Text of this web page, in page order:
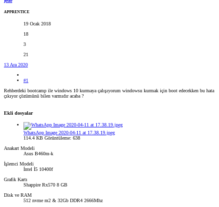
APPRENTICE
19 Ocak 2018
18
3
21
13 Ara 2020
#1
Rehberdeki bootcamp ile windows 10 kurmaya çalışıyorum windowsu kurmak için boot edecekken bu hata
çıkıyor çözümünü bilen varmıdır acaba ?
Ekli dosyalar
WhatsApp Image 2020-04-11 at 17.38.19.jpeg
114.4 KB Görüntüleme: 638
Anakart Modeli
Asus B460m-k
İşlemci Modeli
İntel İ5 10400f
Grafik Kartı
Shappire Rx570 8 GB
Disk ve RAM
512 nvme m2 & 32Gb DDR4 2666Mhz